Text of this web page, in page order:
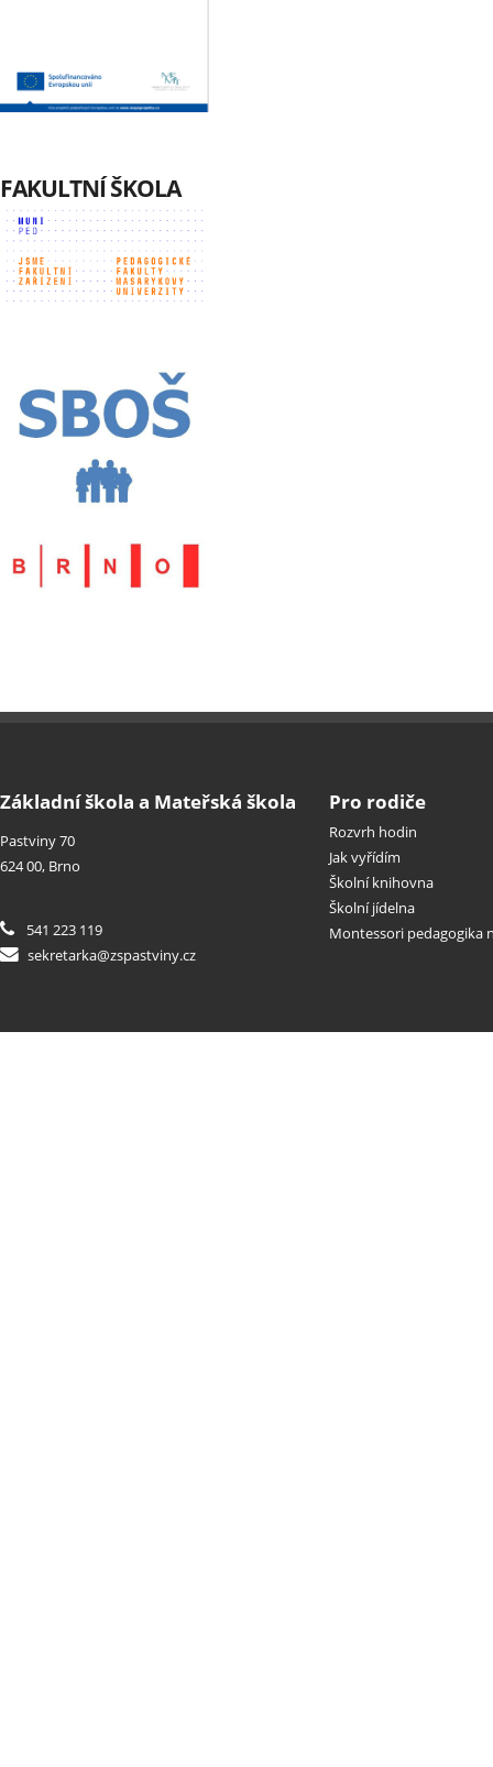
FAKULTNÍ ŠKOLA
Základní škola a Mateřská škola
Pastviny 70
624 00, Brno
541 223 119
sekretarka@zspastviny.cz
Pro rodiče
Rozvrh hodin
Jak vyřídím
Školní knihovna
Školní jídelna
Montessori pedagogika